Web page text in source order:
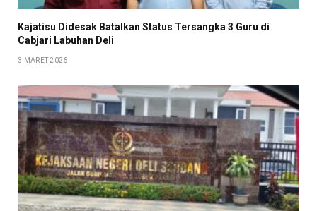
Kajatisu Didesak Batalkan Status Tersangka 3 Guru di
Cabjari Labuhan Deli
3 MARET 2026